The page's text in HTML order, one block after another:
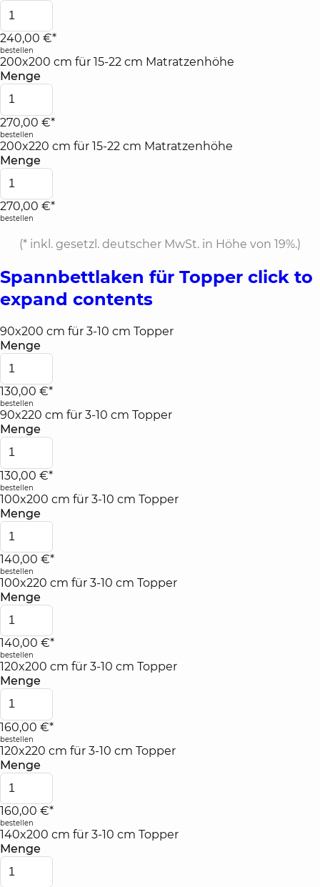
240,00 €*
bestellen
200x200 cm für 15-22 cm Matratzenhöhe
Menge
270,00 €*
bestellen
200x220 cm für 15-22 cm Matratzenhöhe
Menge
270,00 €*
bestellen
(* inkl. gesetzl. deutscher MwSt. in Höhe von 19%.)
Spannbettlaken für Topper click to
expand contents
90x200 cm für 3-10 cm Topper
Menge
130,00 €*
bestellen
90x220 cm für 3-10 cm Topper
Menge
130,00 €*
bestellen
100x200 cm für 3-10 cm Topper
Menge
140,00 €*
bestellen
100x220 cm für 3-10 cm Topper
Menge
140,00 €*
bestellen
120x200 cm für 3-10 cm Topper
Menge
160,00 €*
bestellen
120x220 cm für 3-10 cm Topper
Menge
160,00 €*
bestellen
140x200 cm für 3-10 cm Topper
Menge